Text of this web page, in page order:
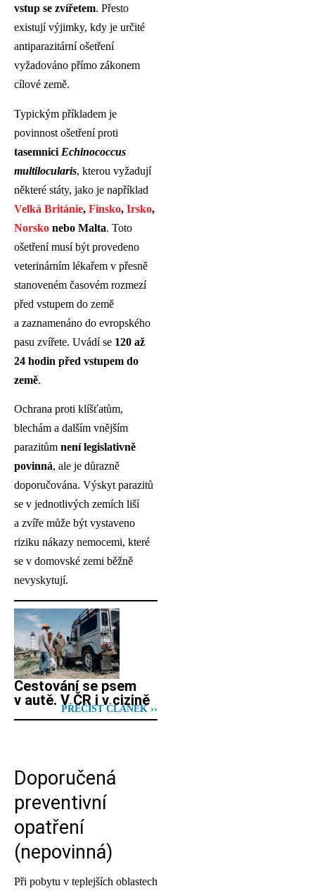
vstup se zvířetem. Přesto
existují výjimky, kdy je určité
antiparazitární ošetření
vyžadováno přímo zákonem
cílové země.
Typickým příkladem je
povinnost ošetření proti
tasemnici Echinococcus
multilocularis, kterou vyžadují
některé státy, jako je například
Velká Británie, Finsko, Irsko,
Norsko nebo Malta. Toto
ošetření musí být provedeno
veterinárním lékařem v přesně
stanoveném časovém rozmezí
před vstupem do země
a zaznamenáno do evropského
pasu zvířete. Uvádí se 120 až
24 hodin před vstupem do
země.
Ochrana proti klíšťatům,
blechám a dalším vnějším
parazitům není legislativně
povinná, ale je důrazně
doporučována. Výskyt parazitů
se v jednotlivých zemích liší
a zvíře může být vystaveno
riziku nákazy nemocemi, které
se v domovské zemi běžně
nevyskytují.
Cestování se psem
v autě. V ČR i v cizině
PŘEČÍST ČLÁNEK ››
Doporučená
preventivní
opatření
(nepovinná)
Při pobytu v teplejších oblastech